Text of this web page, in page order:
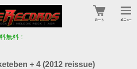
無料！
+ 4 (2012 reissue)